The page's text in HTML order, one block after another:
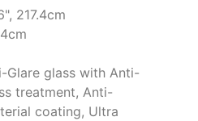
217.4cm
Glare glass with Anti-
treatment, Anti-
coating, Ultra